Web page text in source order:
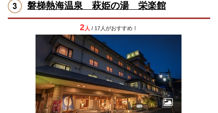
磐梯熱海温泉 萩姫の湯 栄楽館
2 人 / 17人がおすすめ！